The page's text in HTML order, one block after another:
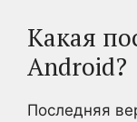
Какая
Android?
Последняя